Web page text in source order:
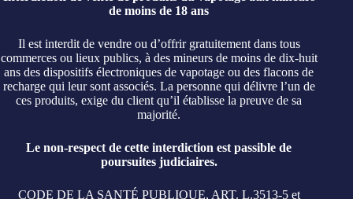
de moins de 18 ans
Il est interdit de vendre ou d’offrir gratuitement dans tous
commerces ou lieux publics, à des mineurs de moins de dix-huit
ans des dispositifs électroniques de vapotage ou des flacons de
recharge qui leur sont associés. La personne qui délivre l’un de
ces produits, exige du client qu’il établisse la preuve de sa
majorité.
Le non-respect de cette interdiction est passible de
poursuites judiciaires.
CODE DE LA SANTÉ PUBLIQUE, ART. L.3513-5 et